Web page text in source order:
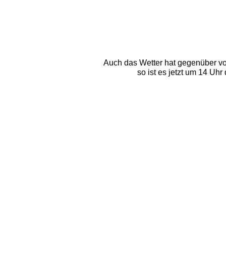
Auch das Wetter hat gegenüber
so ist es jetzt um 14